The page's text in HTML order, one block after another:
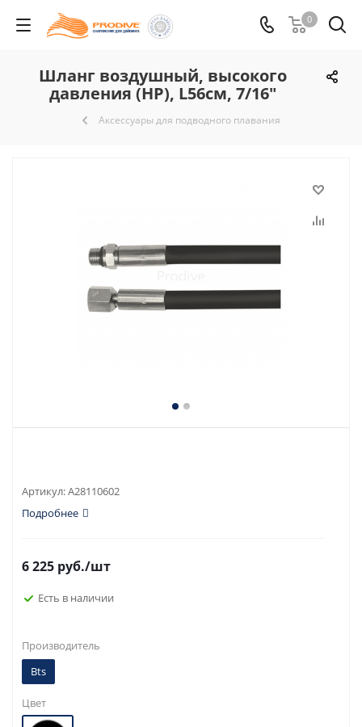
0
Шланг воздушный, высокого
давления (HP), L56см, 7/16"
Аксессуары для подводного плавания
Артикул:A28110602
Подробнее
6 225 руб./шт
Есть в наличии
Производитель
Bts
Цвет